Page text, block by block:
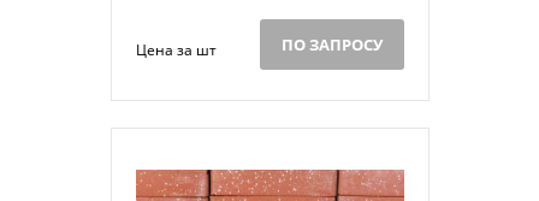
Цена за шт ПО ЗАПРОСУ